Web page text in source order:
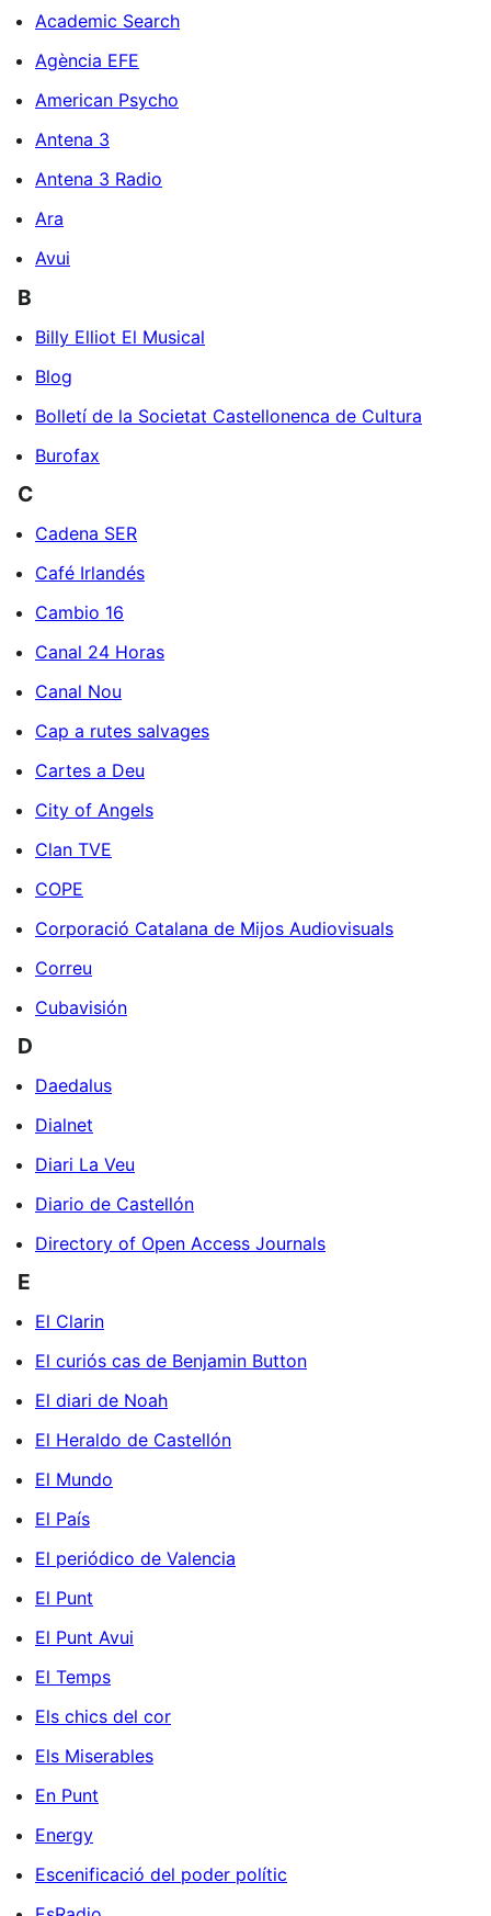
Academic Search
Agència EFE
American Psycho
Antena 3
Antena 3 Radio
Ara
Avui
B
Billy Elliot El Musical
Blog
Bolletí de la Societat Castellonenca de Cultura
Burofax
C
Cadena SER
Café Irlandés
Cambio 16
Canal 24 Horas
Canal Nou
Cap a rutes salvages
Cartes a Deu
City of Angels
Clan TVE
COPE
Corporació Catalana de Mijos Audiovisuals
Correu
Cubavisión
D
Daedalus
Dialnet
Diari La Veu
Diario de Castellón
Directory of Open Access Journals
E
El Clarin
El curiós cas de Benjamin Button
El diari de Noah
El Heraldo de Castellón
El Mundo
El País
El periódico de Valencia
El Punt
El Punt Avui
El Temps
Els chics del cor
Els Miserables
En Punt
Energy
Escenificació del poder polític